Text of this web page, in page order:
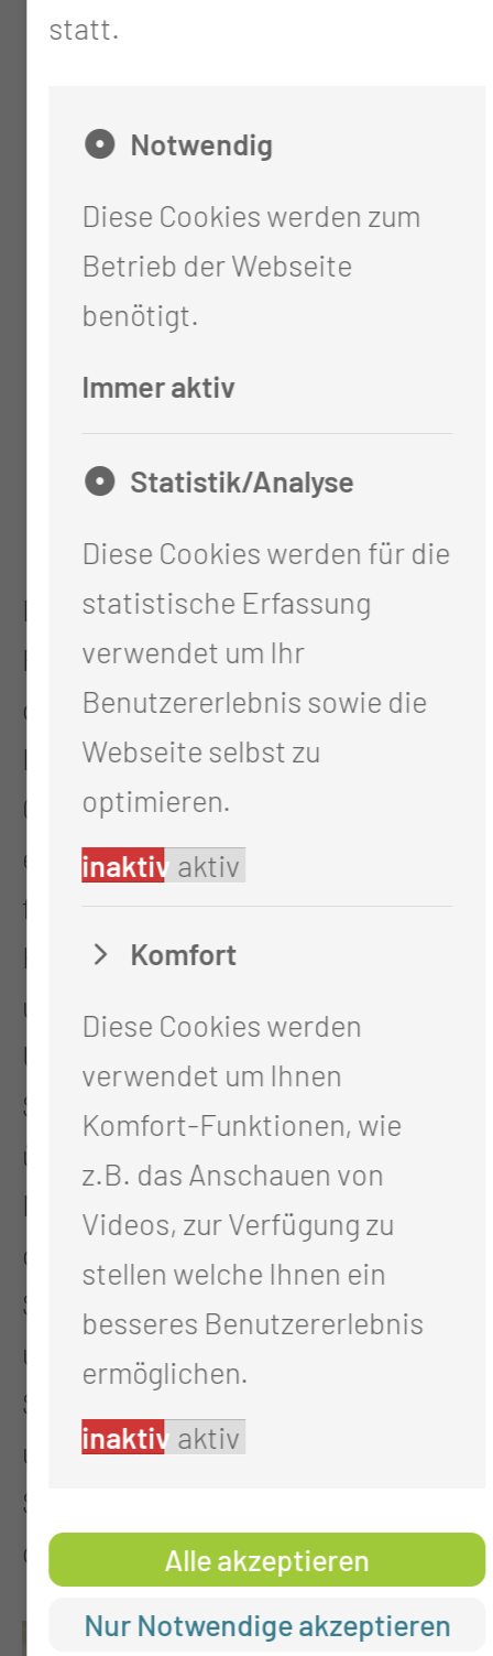
und therapeutischer Systeme
Überprüfung von Reparatur-
Beratung in Fragen des
Strahlenschutzes
Mitwirkung bei der Einführung
neuer Untersuchungs- und
Behandlungsverfahren
Strahlenschutztechnische
Die Organisation der
Personendosimetrie für die
gesamt Medizinische Universität
Lausitz - Carl Thiem sowie für den
Großteil der angeschlossenen MVZ
erfolgt ebenfalls über die Abteilung
für Medizinische Strahlenphysik.
Hierfür werden OSL-, Augenlinsen-
und Ringdosimeter eingesetzt. In
Umsetzung der neuen
Strahlenschutzgesetzgebung
übernimmt die Abteilung für
Medizinische Strahlenphysik auch
die Funktion des
Strahlenschutzbevollmächtigten
und des stellvertretenden
Strahlenschutzbevollmächtigten,
um eine optimale Organisation des
Strahlenschutzes im Klinikum zu
gewährleisten.
statt.
Notwendig
Diese Cookies werden zum
Betrieb der Webseite
benötigt.
Immer aktiv
Statistik/Analyse
Diese Cookies werden für die
statistische Erfassung
verwendet um Ihr
Benutzererlebnis sowie die
Webseite selbst zu
optimieren.
inaktiv aktiv
Komfort
Diese Cookies werden
verwendet um Ihnen
Komfort-Funktionen, wie
z.B. das Anschauen von
Videos, zur Verfügung zu
stellen welche Ihnen ein
besseres Benutzererlebnis
ermöglichen.
inaktiv aktiv
Alle akzeptieren
Nur Notwendige akzeptieren